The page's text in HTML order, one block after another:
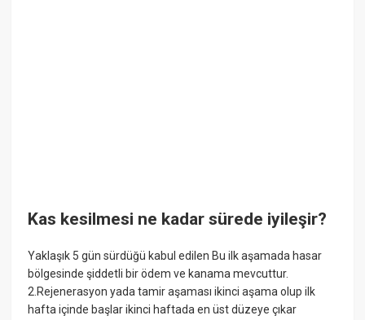
Kas kesilmesi ne kadar sürede iyileşir?
Yaklaşık 5 gün sürdüğü kabul edilen Bu ilk aşamada hasar
bölgesinde şiddetli bir ödem ve kanama mevcuttur.
2.Rejenerasyon yada tamir aşaması ikinci aşama olup ilk
hafta içinde başlar ikinci haftada en üst düzeye çıkar